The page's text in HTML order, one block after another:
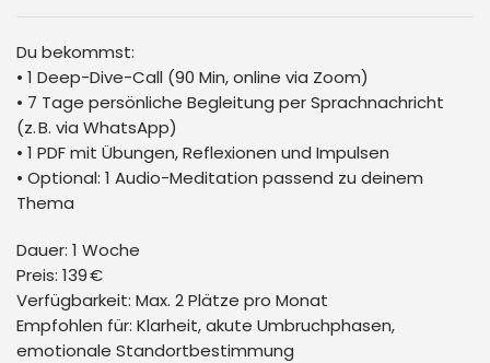
Du bekommst:
• 1 Deep-Dive-Call (90 Min, online via Zoom)
• 7 Tage persönliche Begleitung per Sprachnachricht
(z. B. via WhatsApp)
• 1 PDF mit Übungen, Reflexionen und Impulsen
• Optional: 1 Audio-Meditation passend zu deinem
Thema
Dauer: 1 Woche
Preis: 139 €
Verfügbarkeit: Max. 2 Plätze pro Monat
Empfohlen für: Klarheit, akute Umbruchphasen,
emotionale Standortbestimmung